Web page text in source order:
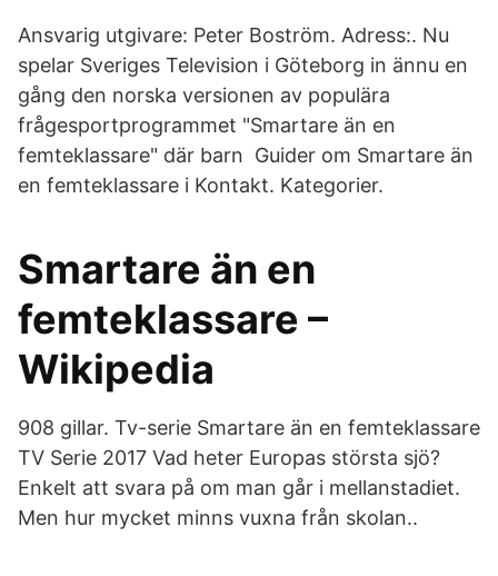
Ansvarig utgivare: Peter Boström. Adress:. Nu
spelar Sveriges Television i Göteborg in ännu en
gång den norska versionen av populära
frågesportprogrammet "Smartare än en
femteklassare" där barn Guider om Smartare än
en femteklassare i Kontakt. Kategorier.
Smartare än en
femteklassare –
Wikipedia
908 gillar. Tv-serie Smartare än en femteklassare
TV Serie 2017 Vad heter Europas största sjö?
Enkelt att svara på om man går i mellanstadiet.
Men hur mycket minns vuxna från skolan..